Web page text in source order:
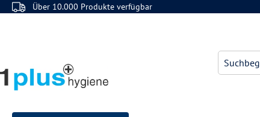
Hauptinhalt springen
Zur Suche springen
Zur Hauptnavigation springen
Über 10.000 Produkte verfügbar